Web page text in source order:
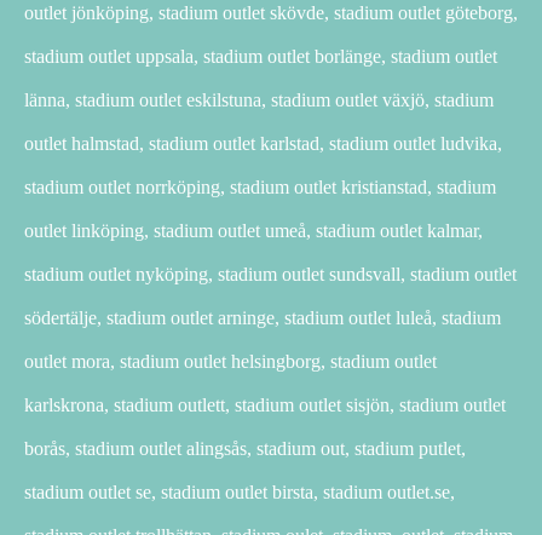
outlet jönköping, stadium outlet skövde, stadium outlet göteborg,
stadium outlet uppsala, stadium outlet borlänge, stadium outlet
länna, stadium outlet eskilstuna, stadium outlet växjö, stadium
outlet halmstad, stadium outlet karlstad, stadium outlet ludvika,
stadium outlet norrköping, stadium outlet kristianstad, stadium
outlet linköping, stadium outlet umeå, stadium outlet kalmar,
stadium outlet nyköping, stadium outlet sundsvall, stadium outlet
södertälje, stadium outlet arninge, stadium outlet luleå, stadium
outlet mora, stadium outlet helsingborg, stadium outlet
karlskrona, stadium outlett, stadium outlet sisjön, stadium outlet
borås, stadium outlet alingsås, stadium out, stadium putlet,
stadium outlet se, stadium outlet birsta, stadium outlet.se,